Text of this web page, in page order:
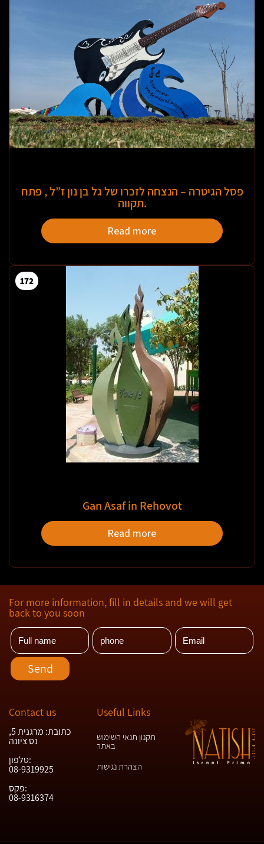
פסל הגיטרה – הנצחה לזכרו של גל בן נון ז”ל , פתח
תקווה.
Read more
172
Gan Asaf in Rehovot
Read more
For more information, fill in details and we will get
back to you soon
Contact us
כתובת: מרגנית 5,
נס ציונה
טלפון:
08-9319925
פקס:
08-9316374
Useful Links
תקנון תנאי השימוש
באתר
הצהרת נגישות